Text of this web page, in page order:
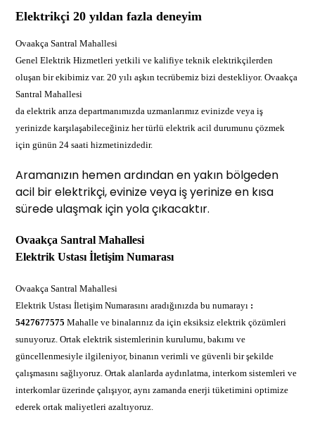
Elektrikçi 20 yıldan fazla deneyim
Ovaakça Santral Mahallesi
Genel Elektrik Hizmetleri yetkili ve kalifiye teknik elektrikçilerden
oluşan bir ekibimiz var. 20 yılı aşkın tecrübemiz bizi destekliyor. Ovaakça
Santral Mahallesi
da elektrik arıza departmanımızda uzmanlarımız evinizde veya iş
yerinizde karşılaşabileceğiniz her türlü elektrik acil durumunu çözmek
için günün 24 saati hizmetinizdedir.
Aramanızın hemen ardından en yakın bölgeden
acil bir elektrikçi, evinize veya iş yerinize en kısa
sürede ulaşmak için yola çıkacaktır.
Ovaakça Santral Mahallesi
Elektrik Ustası İletişim Numarası
Ovaakça Santral Mahallesi
Elektrik Ustası İletişim Numarasını aradığınızda bu numarayı :
5427677575 Mahalle ve binalarınız da için eksiksiz elektrik çözümleri
sunuyoruz. Ortak elektrik sistemlerinin kurulumu, bakımı ve
güncellenmesiyle ilgileniyor, binanın verimli ve güvenli bir şekilde
çalışmasını sağlıyoruz. Ortak alanlarda aydınlatma, interkom sistemleri ve
interkomlar üzerinde çalışıyor, aynı zamanda enerji tüketimini optimize
ederek ortak maliyetleri azaltıyoruz.